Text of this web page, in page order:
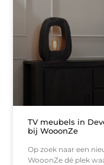
TV meubels in
bij WooonZe
Op zoek naar een
WooonZe dé plek